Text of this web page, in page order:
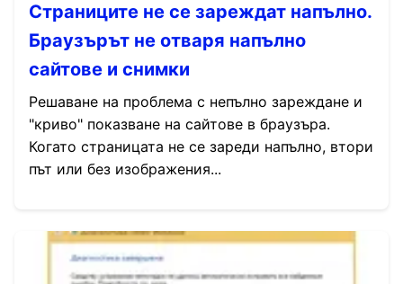
Страниците не се зареждат напълно.
Браузърът не отваря напълно
сайтове и снимки
Решаване на проблема с непълно зареждане и
"криво" показване на сайтове в браузъра.
Когато страницата не се зареди напълно, втори
път или без изображения...